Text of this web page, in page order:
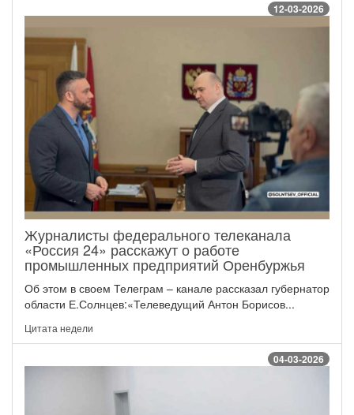
12-03-2026
Журналисты федерального телеканала
«Россия 24» расскажут о работе
промышленных предприятий Оренбуржья
Об этом в своем Телеграм – канале рассказал губернатор
области Е.Солнцев:«Телеведущий Антон Борисов...
Цитата недели
04-03-2026